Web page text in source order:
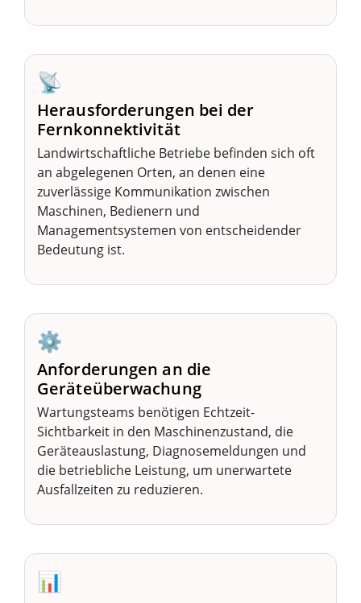
📡
Herausforderungen bei der
Fernkonnektivität
Landwirtschaftliche Betriebe befinden sich oft
an abgelegenen Orten, an denen eine
zuverlässige Kommunikation zwischen
Maschinen, Bedienern und
Managementsystemen von entscheidender
Bedeutung ist.
⚙️
Anforderungen an die
Geräteüberwachung
Wartungsteams benötigen Echtzeit-
Sichtbarkeit in den Maschinenzustand, die
Geräteauslastung, Diagnosemeldungen und
die betriebliche Leistung, um unerwartete
Ausfallzeiten zu reduzieren.
📊